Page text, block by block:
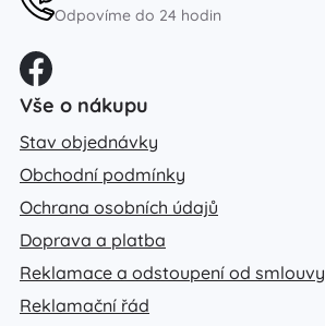
Odpovíme do 24 hodin
Vše o nákupu
Stav objednávky
Obchodní podmínky
Ochrana osobních údajů
Doprava a platba
Reklamace a odstoupení od smlouvy
Reklamační řád